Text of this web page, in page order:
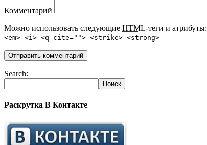
Комментарий
Можно использовать следующие HTML-теги и атрибуты:
<em> <i> <q cite=""> <strike> <strong>
Search:
Раскрутка В Контакте